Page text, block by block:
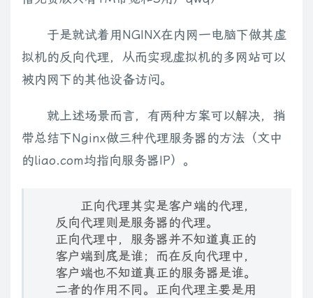
于是就试着用NGINX在内网一电脑下做其虚
拟机的反向代理，从而实现虚拟机的多网站可以
被内网下的其他设备访问。
就上述场景而言，有两种方案可以解决，捎
带总结下Nginx做三种代理服务器的方法（文中
的liao.com均指向服务器IP）。
正向代理其实是客户端的代理，
反向代理则是服务器的代理。
正向代理中，服务器并不知道真正的
客户端到底是谁；而在反向代理中，
客户端也不知道真正的服务器是谁。
二者的作用不同。正向代理主要是用